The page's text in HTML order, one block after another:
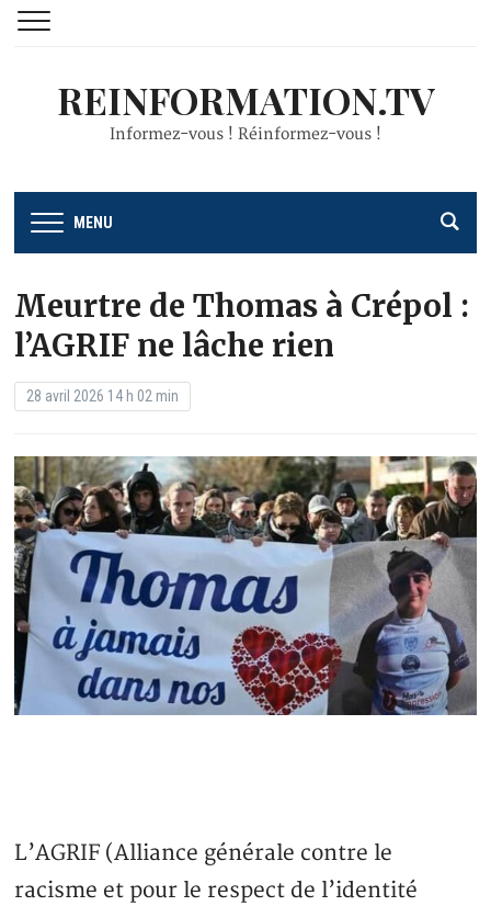
REINFORMATION.TV
Informez-vous ! Réinformez-vous !
MENU
Meurtre de Thomas à Crépol :
l’AGRIF ne lâche rien
28 avril 2026 14 h 02 min
L’AGRIF (Alliance générale contre le
racisme et pour le respect de l’identité